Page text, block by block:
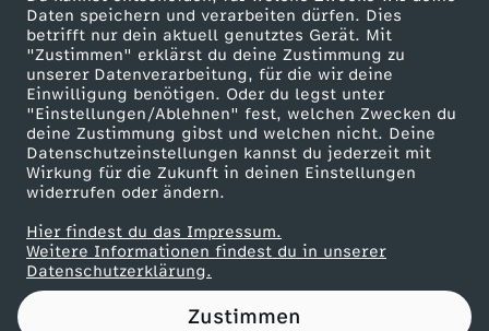
Daten speichern und verarbeiten dürfen. Dies
betrifft nur dein aktuell genutztes Gerät. Mit
"Zustimmen" erklärst du deine Zustimmung zu
unserer Datenverarbeitung, für die wir deine
Einwilligung benötigen. Oder du legst unter
"Einstellungen/Ablehnen" fest, welchen Zwecken du
deine Zustimmung gibst und welchen nicht. Deine
Datenschutzeinstellungen kannst du jederzeit mit
Wirkung für die Zukunft in deinen Einstellungen
widerrufen oder ändern.
Hier findest du das Impressum.
Weitere Informationen findest du in unserer
Datenschutzerklärung.
Zustimmen
E
N
!
m
i
t
ZDF goes Schule
Werbefernsehen
Mainzelmännchen
Partner